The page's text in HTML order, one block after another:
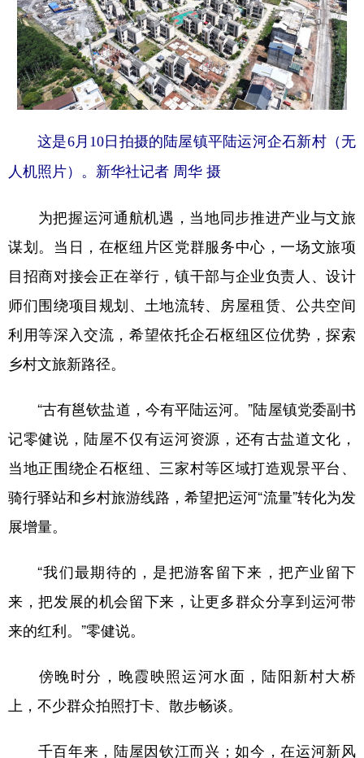
这是6月10日拍摄的陆屋镇平陆运河企石新村（无
人机照片）。新华社记者 周华 摄
为把握运河通航机遇，当地同步推进产业与文旅
谋划。当日，在枢纽片区党群服务中心，一场文旅项
目招商对接会正在举行，镇干部与企业负责人、设计
师们围绕项目规划、土地流转、房屋租赁、公共空间
利用等深入交流，希望依托企石枢纽区位优势，探索
乡村文旅新路径。
“古有邕钦盐道，今有平陆运河。”陆屋镇党委副书
记零健说，陆屋不仅有运河资源，还有古盐道文化，
当地正围绕企石枢纽、三家村等区域打造观景平台、
骑行驿站和乡村旅游线路，希望把运河“流量”转化为发
展增量。
“我们最期待的，是把游客留下来，把产业留下
来，把发展的机会留下来，让更多群众分享到运河带
来的红利。”零健说。
傍晚时分，晚霞映照运河水面，陆阳新村大桥
上，不少群众拍照打卡、散步畅谈。
千百年来，陆屋因钦江而兴；如今，在运河新风